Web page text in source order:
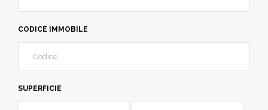
CODICE IMMOBILE
SUPERFICIE